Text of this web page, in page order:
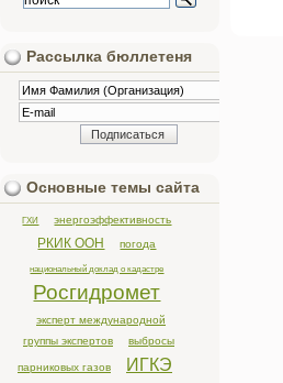
Рассылка бюллетеня
Основные темы сайта
ГХИ энергоэффективность
РКИК ООН погода
национальный доклад о кадастре
Росгидромет
эксперт международной
группы экспертов
выбросы
парниковых газов ИГКЭ